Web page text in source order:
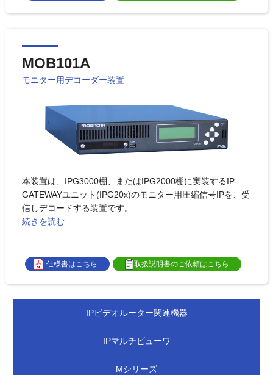
MOB101A
モニター用デコーダー装置
本装置は、IPG3000棚、またはIPG2000棚に実装するIP-
GATEWAYユニット(IPG20x)のモニター用圧縮信号IPを、受
信しデコードする装置です。
続きを読む…
仕様書はこちら 取扱説明書のご依頼はこちら
IPビデオルーター関連機器
IPマルチビューワ
Mシリーズ